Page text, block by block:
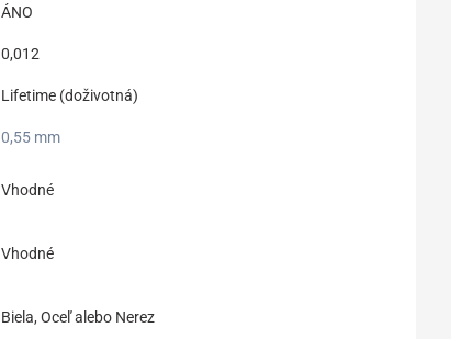
ÁNO
0,012
Lifetime (doživotná)
0,55 mm
Vhodné
Vhodné
Biela, Oceľ alebo Nerez